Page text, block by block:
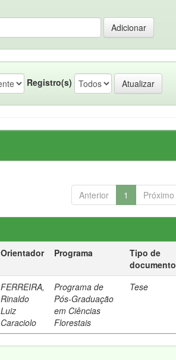
Registro(s)
Anterior 1 Próximo
Orientador Programa
Tipo de
documento
FERREIRA,
Rinaldo
Luiz
Caraciolo
Programa de
Pós-Graduação
em Ciências
Florestais
Tese